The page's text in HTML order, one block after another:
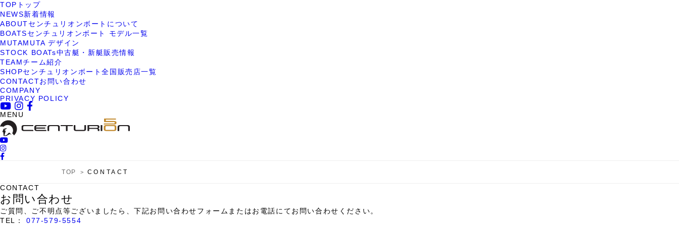
TOP トップ
NEWS新着情報
ABOUTセンチュリオンボートについて
BOATSセンチュリオンボート モデル一覧
MUTAMUTA デザイン
STOCK BOATs中古艇・新艇販売情報
TEAMチーム紹介
SHOPセンチュリオンボート全国販売店一覧
CONTACTお問い合わせ
COMPANY
PRIVACY POLICY
MENU
TOP CONTACT
CONTACT
お問い合わせ
ご質問、ご不明点等ございましたら、下記お問い合わせフォームまたはお電話にてお問い合わせください。
TEL： 077-579-5554